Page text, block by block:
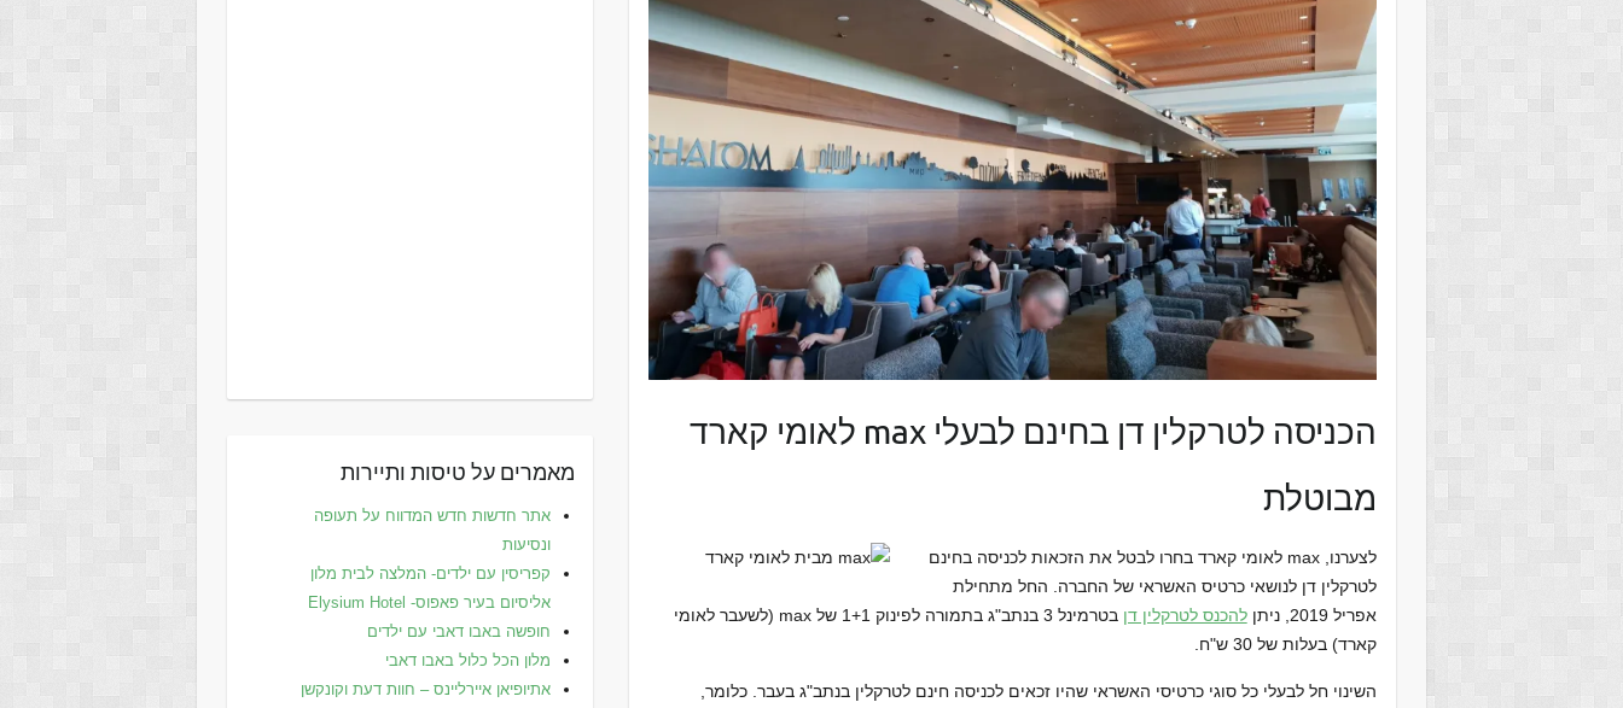
הכניסה לטרקלין דן בחינם לבעלי max לאומי קארד
מבוטלת
לצערנו, max לאומי קארד בחרו לבטל את הזכאות לכניסה בחינם
לטרקלין דן לנושאי כרטיס האשראי של החברה. החל מתחילת
אפריל 2019, ניתן
להכנס לטרקלין דן
בטרמינל 3 בנתב"ג בתמורה לפינוק 1+1 של max (לשעבר לאומי
קארד) בעלות של 30 ש"ח.
השינוי חל לבעלי כל סוגי כרטיסי האשראי שהיו זכאים לכניסה חינם לטרקלין בנתב"ג בעבר. כלומר,
מאמרים על טיסות ותיירות
אתר חדשות חדש המדווח על תעופה
ונסיעות
קפריסין עם ילדים- המלצה לבית מלון
אליסיום בעיר פאפוס- Elysium Hotel
חופשה באבו דאבי עם ילדים
מלון הכל כלול באבו דאבי
אתיופיאן איירליינס – חוות דעת וקונקשן